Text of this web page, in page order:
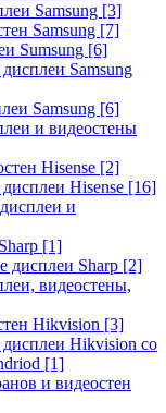
Samsung [3]
Samsung [7]
Sumsung [6]
Samsung
Samsung [6]
и видеостены
Hisense [2]
Hisense [16]
и
[1]
дисплеи Sharp [2]
видеостены,
Hikvision [3]
Hikvision со
[1]
и видеостен